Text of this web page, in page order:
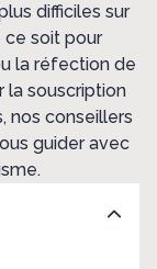
difficiles sur
ce soit pour
la réfection de
la souscription
nos conseillers
guider avec